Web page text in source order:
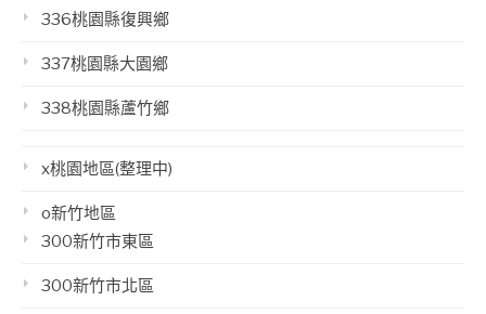
336桃園縣復興鄉
337桃園縣大園鄉
338桃園縣蘆竹鄉
x桃園地區(整理中)
o新竹地區
300新竹市東區
300新竹市北區